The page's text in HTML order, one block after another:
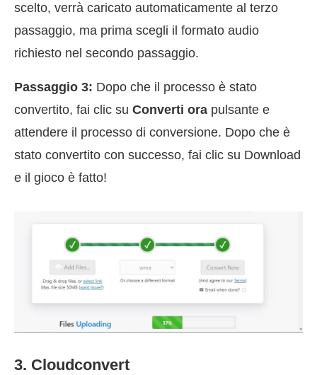
scelto, verrà caricato automaticamente al terzo
passaggio, ma prima scegli il formato audio
richiesto nel secondo passaggio.
Passaggio 3: Dopo che il processo è stato
convertito, fai clic su Converti ora pulsante e
attendere il processo di conversione. Dopo che è
stato convertito con successo, fai clic su Download
e il gioco è fatto!
3. Cloudconvert